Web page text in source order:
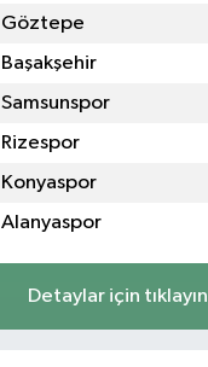
Göztepe
Başakşehir
Samsunspor
Rizespor
Konyaspor
Alanyaspor
Detaylar için tıklayın